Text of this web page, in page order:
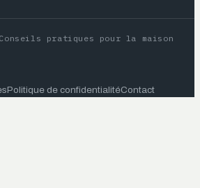
pratiques pour la maison
Politique de confidentialitéContact